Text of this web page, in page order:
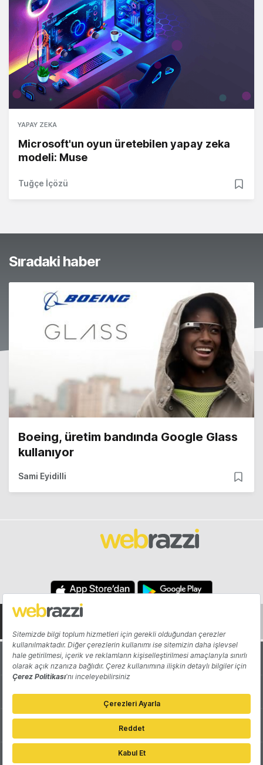
YAPAY ZEKA
Microsoft'un oyun üretebilen yapay zeka
modeli: Muse
Tuğçe İçözü
Sıradaki haber
Boeing, üretim bandında Google Glass
kullanıyor
Sami Eyidilli
Hakkında Yazarlar
Katkıda Bulun Reklam